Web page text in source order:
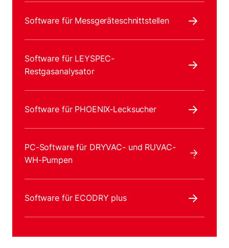
Software für Messgeräteschnittstellen
Software für LEYSPEC-
Restgasanalysator
Software für PHOENIX-Lecksucher
PC-Software für DRYVAC- und RUVAC-
WH-Pumpen
Software für ECODRY plus